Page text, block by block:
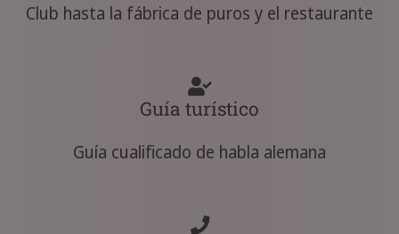
Club hasta la fábrica de puros y el restaurante
Guía turístico
Guía cualificado de habla alemana